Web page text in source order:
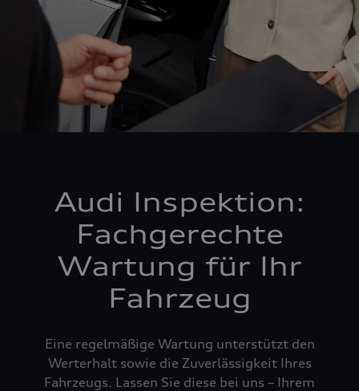
Audi Inspektion:
Fachgerechte
Wartung für Ihr
Fahrzeug
Eine regelmäßige Wartung unterstützt den
Werterhalt sowie die Zuverlässigkeit Ihres
Fahrzeugs. Lassen Sie diese bei uns – Ihrem